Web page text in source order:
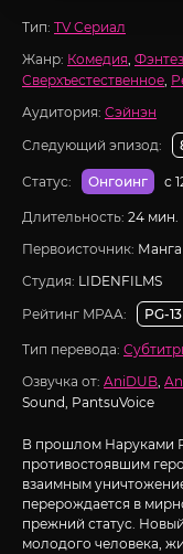
Тип: TV Сериал
Жанр: Комедия,
Сверхъестественное,
Аудитория: Сэйнэн
Следующий эпизод:
Статус: Онгоинг с
Длительность: 24 мин.
Первоисточник: Манга
Студия: LIDENFILMS
Рейтинг MPAA:
PG-13
Тип перевода:
Озвучка от: AniDUB,
Sound, PantsuVoice
В прошлом Наруками
противостоявшим
взаимным
перерождается в
прежний статус.
молодого человека,